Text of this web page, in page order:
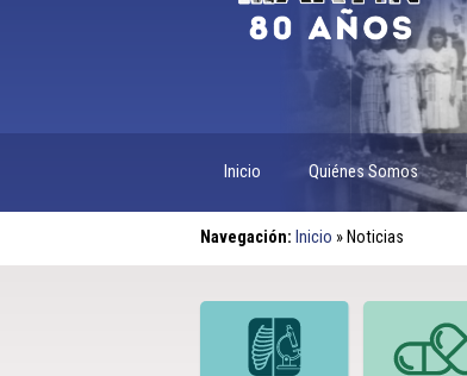
Inicio Quiénes Somos
Navegación: Inicio » Noticias